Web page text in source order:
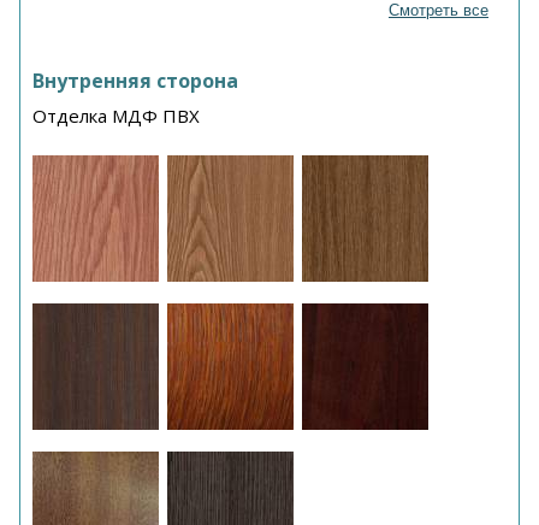
Смотреть все
Внутренняя сторона
Отделка МДФ ПВХ